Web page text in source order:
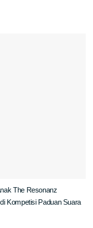
The Resonanz
Kompetisi Paduan Suara